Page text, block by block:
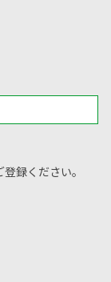
録ください。